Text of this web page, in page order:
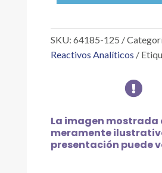
0.02
EN
ISOPROPÍLICO,
SKU: 64185-125
Reactivos Analíticos

La imagen mostrada
meramente
presentación puede